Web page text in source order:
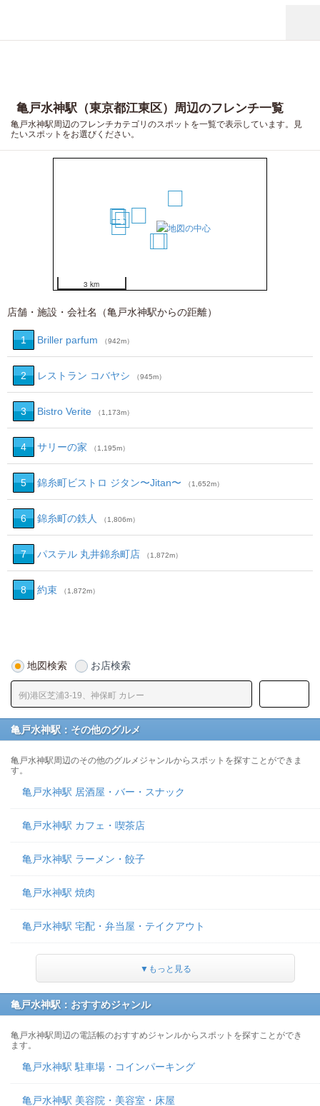
亀戸水神駅（東京都江東区）周辺のフレンチ一覧
亀戸水神駅周辺のフレンチカテゴリのスポットを一覧で表示しています。見
たいスポットをお選びください。
5
6
7
8
3 km
店舗・施設・会社名（亀戸水神駅からの距離）
1 Briller parfum （942m）
2 レストラン コバヤシ （945m）
3 Bistro Verite （1,173m）
4 サリーの家 （1,195m）
5 錦糸町ビストロ ジタン〜Jitan〜 （1,652m）
6 錦糸町の鉄人 （1,806m）
7 パステル 丸井錦糸町店 （1,872m）
8 約束 （1,872m）
地図検索 お店検索
亀戸水神駅：その他のグルメ
亀戸水神駅周辺のその他のグルメジャンルからスポットを探すことができま
す。
亀戸水神駅 居酒屋・バー・スナック
亀戸水神駅 カフェ・喫茶店
亀戸水神駅 ラーメン・餃子
亀戸水神駅 焼肉
亀戸水神駅 宅配・弁当屋・テイクアウト
▼もっと見る
亀戸水神駅：おすすめジャンル
亀戸水神駅周辺の電話帳のおすすめジャンルからスポットを探すことができ
ます。
亀戸水神駅 駐車場・コインパーキング
亀戸水神駅 美容院・美容室・床屋